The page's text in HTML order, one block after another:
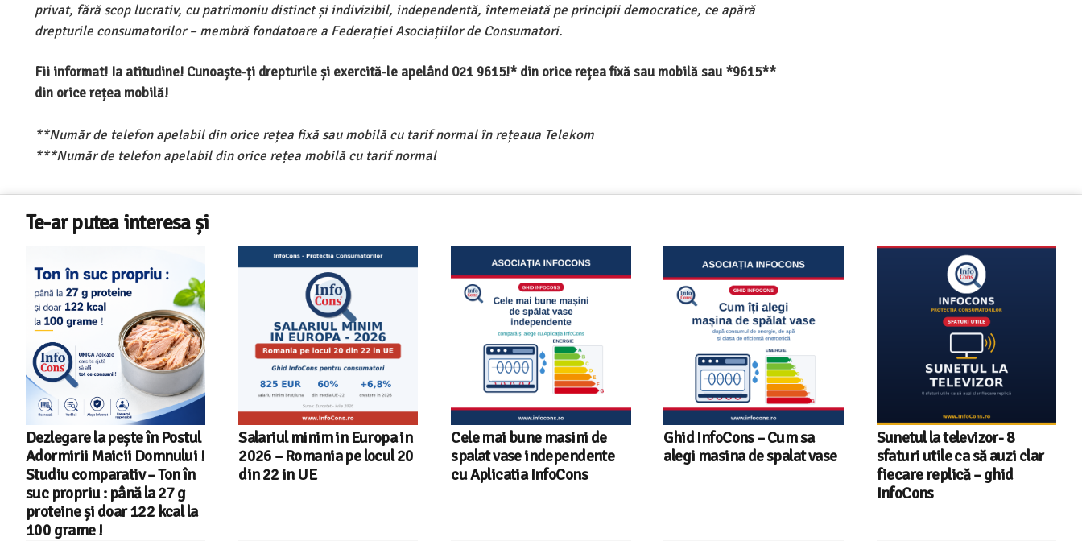
privat, fără scop lucrativ, cu patrimoniu distinct și indivizibil, independentă, întemeiată pe principii democratice, ce apără
drepturile consumatorilor – membră fondatoare a Federației Asociațiilor de Consumatori.
Fii informat! Ia atitudine! Cunoaște-ți drepturile și exercită-le apelând 021 9615!* din orice rețea fixă sau mobilă sau *9615**
din orice rețea mobilă!
**Număr de telefon apelabil din orice rețea fixă sau mobilă cu tarif normal în rețeaua Telekom
***Număr de telefon apelabil din orice rețea mobilă cu tarif normal
Te-ar putea interesa și
Dezlegare la pește în Postul
Adormirii Maicii Domnului !
Studiu comparativ – Ton în
suc propriu : până la 27 g
proteine și doar 122 kcal la
100 grame !
Salariul minim in Europa in
2026 – Romania pe locul 20
din 22 in UE
Cele mai bune masini de
spalat vase independente
cu Aplicatia InfoCons
Ghid InfoCons – Cum sa
alegi masina de spalat vase
Sunetul la televizor- 8
sfaturi utile ca să auzi clar
fiecare replică – ghid
InfoCons